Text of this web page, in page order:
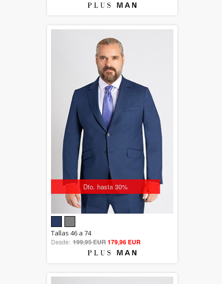
Dto. hasta 30%
out of 5
Tallas 46 a 74
Desde: 199,95 EUR179,96 EUR